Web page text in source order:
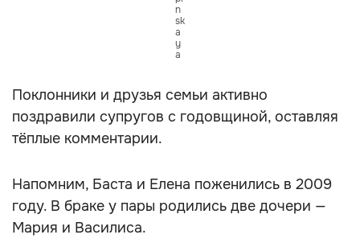
n
sk
a
y
a
Поклонники и друзья семьи активно
поздравили супругов с годовщиной, оставляя
тёплые комментарии.
Напомним, Баста и Елена поженились в 2009
году. В браке у пары родились две дочери —
Мария и Василиса.